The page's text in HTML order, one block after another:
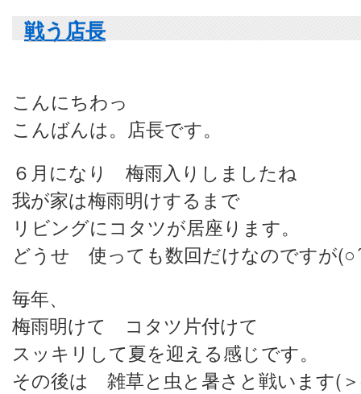
戦う店長
こんにちわっ
こんばんは。店長です。
６月になり 梅雨入りしましたね
我が家は梅雨明けするまで
リビングにコタツが居座ります。
どうせ 使っても数回だけなのですが
毎年、
梅雨明けて コタツ片付けて
スッキリして夏を迎える感じです。
その後は 雑草と虫と暑さと戦います(